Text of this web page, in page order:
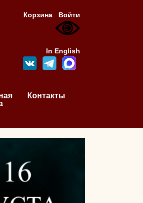
Корзина Войти
In English
Контакты